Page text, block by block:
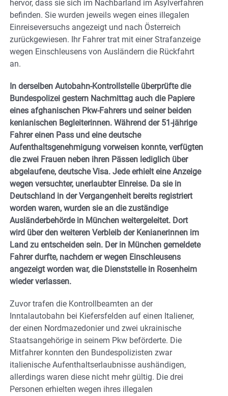
hervor, dass sie sich im Nachbarland im Asylverfahren
befinden. Sie wurden jeweils wegen eines illegalen
Einreiseversuchs angezeigt und nach Österreich
zurückgewiesen. Ihr Fahrer trat mit einer Strafanzeige
wegen Einschleusens von Ausländern die Rückfahrt
an.
In derselben Autobahn-Kontrollstelle überprüfte die
Bundespolizei gestern Nachmittag auch die Papiere
eines afghanischen Pkw-Fahrers und seiner beiden
kenianischen Begleiterinnen. Während der 51-jährige
Fahrer einen Pass und eine deutsche
Aufenthaltsgenehmigung vorweisen konnte, verfügten
die zwei Frauen neben ihren Pässen lediglich über
abgelaufene, deutsche Visa. Jede erhielt eine Anzeige
wegen versuchter, unerlaubter Einreise. Da sie in
Deutschland in der Vergangenheit bereits registriert
worden waren, wurden sie an die zuständige
Ausländerbehörde in München weitergeleitet. Dort
wird über den weiteren Verbleib der Kenianerinnen im
Land zu entscheiden sein. Der in München gemeldete
Fahrer durfte, nachdem er wegen Einschleusens
angezeigt worden war, die Dienststelle in Rosenheim
wieder verlassen.
Zuvor trafen die Kontrollbeamten an der
Inntalautobahn bei Kiefersfelden auf einen Italiener,
der einen Nordmazedonier und zwei ukrainische
Staatsangehörige in seinem Pkw beförderte. Die
Mitfahrer konnten den Bundespolizisten zwar
italienische Aufenthaltserlaubnisse aushändigen,
allerdings waren diese nicht mehr gültig. Die drei
Personen erhielten wegen ihres illegalen